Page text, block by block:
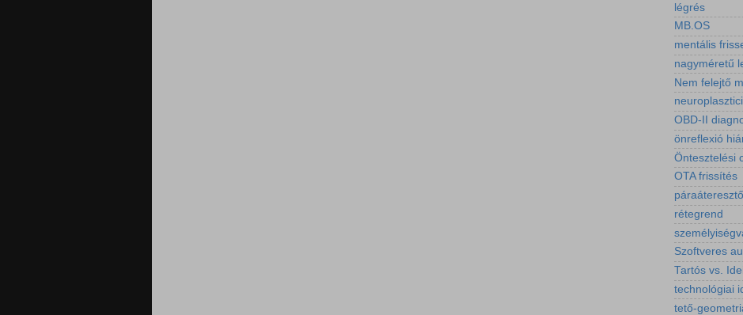
légrés
MB.OS
mentális
nagyméretű
Nem felejtő
OBD-II
önreflexió
Öntesztelési
OTA frissítés
rétegrend
Szoftveres
Tartós vs.
technológiai
tető-